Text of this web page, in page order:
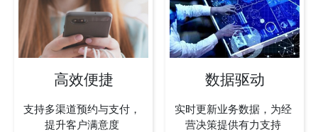
高效便捷
支持多渠道预约与支付，
提升客户满意度
数据驱动
实时更新业务数据，为经
营决策提供有力支持